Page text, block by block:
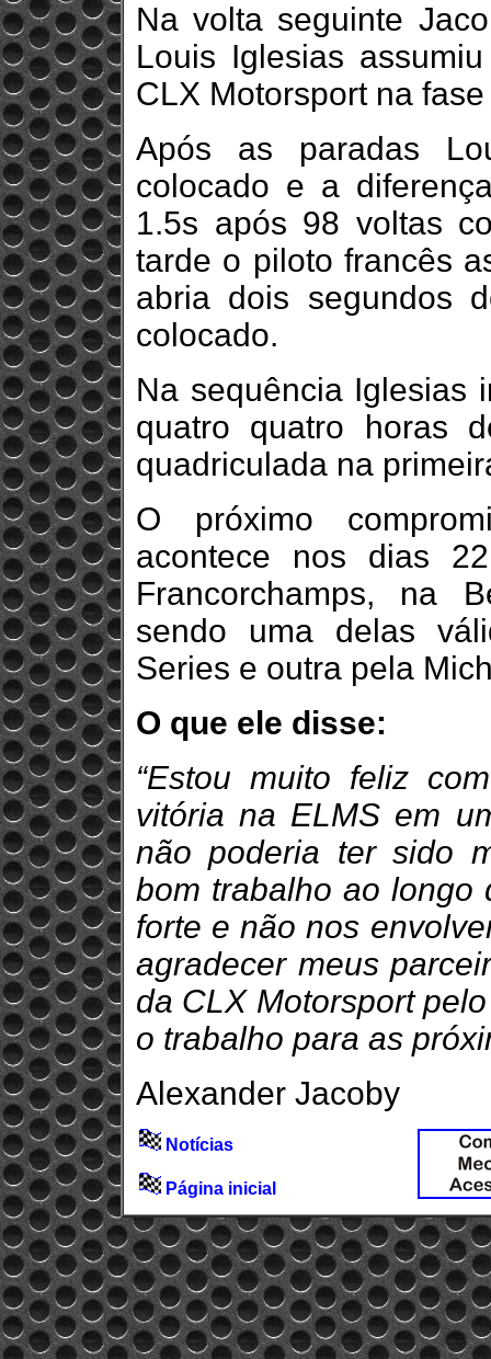
Na volta seguinte
Louis Iglesias
CLX Motorsport na
Após as paradas
colocado e a
1.5s após 98 voltas
tarde o piloto francês
abria dois segundos
colocado.
Na sequência Iglesias
quatro quatro horas
quadriculada na
O próximo
acontece nos dias
Francorchamps, na
sendo uma delas
Series e outra pela
O que ele disse:
“Estou muito feliz
vitória na ELMS em
não poderia ter sido
bom trabalho ao longo
forte e não nos
agradecer meus
da CLX Motorsport
o trabalho para as
Alexander Jacoby
Notícias
Página inicial